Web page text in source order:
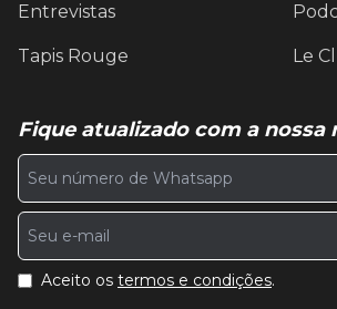
Entrevistas
Tapis Rouge Le
Fique atualizado com a nossa
Aceito os termos e condições.